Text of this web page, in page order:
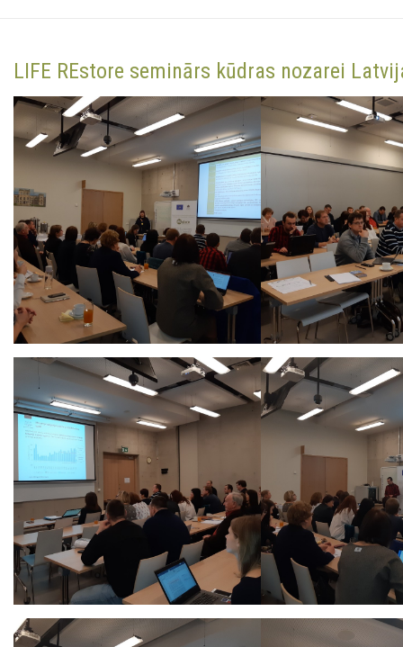
LIFE REstore seminārs kūdras nozarei